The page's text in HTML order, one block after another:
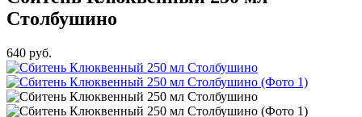
Столбушино
640 руб.